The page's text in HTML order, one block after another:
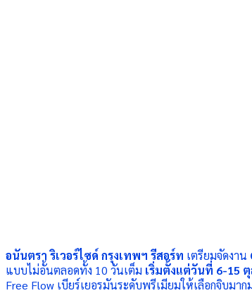
อนันตรา ริเวอร์ไซด์ กรุงเทพฯ รีสอร์ท เตรียมจัดงาน
แบบไม่อั้นตลอดทั้ง 10 วันเต็ม เริ่มตั้งแต่วันที่ 6-15
Free Flow เบียร์เยอรมันระดับพรีเมียมให้เลือกจิบมาก